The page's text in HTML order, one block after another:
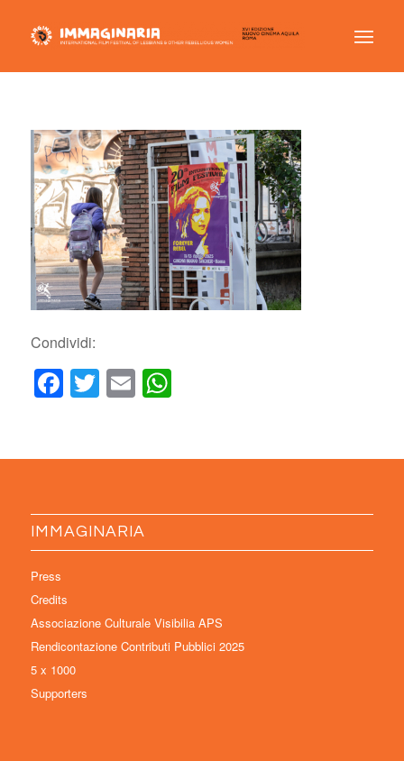
Condividi:
Facebook
Twitter
EmailWhatsApp
IMMAGINARIA
Press
Credits
Associazione Culturale Visibilia APS
Rendicontazione Contributi Pubblici 2025
5 x 1000
Supporters